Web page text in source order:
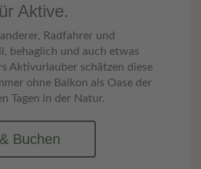
Aktive.
Radfahrer und
behaglich und auch etwas
Aktivurlauber schätzen diese
ohne Balkon als Oase der
Tagen in der Natur.
Buchen